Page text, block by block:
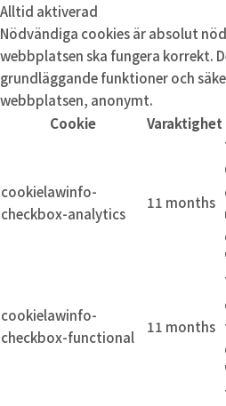
Alltid aktiverad
Nödvändiga cookies är absolut
webbplatsen ska fungera korrekt.
grundläggande funktioner och
webbplatsen, anonymt.
Cookie
Varaktighet
cookielawinfo-
checkbox-analytics
11 months
cookielawinfo-
checkbox-functional
11 months